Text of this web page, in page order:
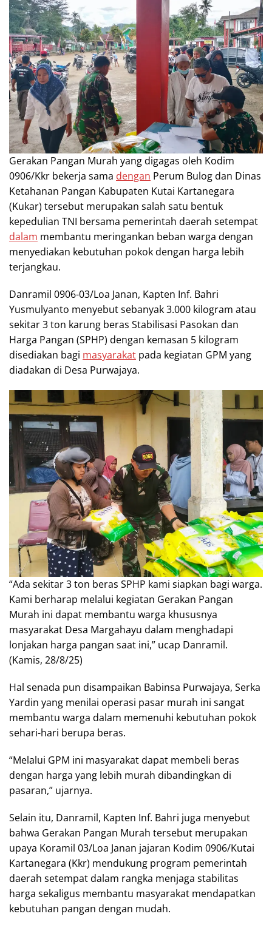
Gerakan Pangan Murah yang digagas oleh Kodim
0906/Kkr bekerja sama dengan Perum Bulog dan Dinas
Ketahanan Pangan Kabupaten Kutai Kartanegara
(Kukar) tersebut merupakan salah satu bentuk
kepedulian TNI bersama pemerintah daerah setempat
dalam membantu meringankan beban warga dengan
menyediakan kebutuhan pokok dengan harga lebih
terjangkau.
Danramil 0906-03/Loa Janan, Kapten Inf. Bahri
Yusmulyanto menyebut sebanyak 3.000 kilogram atau
sekitar 3 ton karung beras Stabilisasi Pasokan dan
Harga Pangan (SPHP) dengan kemasan 5 kilogram
disediakan bagi masyarakat pada kegiatan GPM yang
diadakan di Desa Purwajaya.
“Ada sekitar 3 ton beras SPHP kami siapkan bagi warga.
Kami berharap melalui kegiatan Gerakan Pangan
Murah ini dapat membantu warga khususnya
masyarakat Desa Margahayu dalam menghadapi
lonjakan harga pangan saat ini,” ucap Danramil.
(Kamis, 28/8/25)
Hal senada pun disampaikan Babinsa Purwajaya, Serka
Yardin yang menilai operasi pasar murah ini sangat
membantu warga dalam memenuhi kebutuhan pokok
sehari-hari berupa beras.
“Melalui GPM ini masyarakat dapat membeli beras
dengan harga yang lebih murah dibandingkan di
pasaran,” ujarnya.
Selain itu, Danramil, Kapten Inf. Bahri juga menyebut
bahwa Gerakan Pangan Murah tersebut merupakan
upaya Koramil 03/Loa Janan jajaran Kodim 0906/Kutai
Kartanegara (Kkr) mendukung program pemerintah
daerah setempat dalam rangka menjaga stabilitas
harga sekaligus membantu masyarakat mendapatkan
kebutuhan pangan dengan mudah.